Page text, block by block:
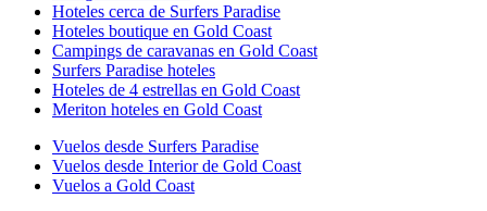
Hoteles cerca de Surfers Paradise
Hoteles boutique en Gold Coast
Campings de caravanas en Gold Coast
Surfers Paradise hoteles
Hoteles de 4 estrellas en Gold Coast
Meriton hoteles en Gold Coast
Vuelos desde Surfers Paradise
Vuelos desde Interior de Gold Coast
Vuelos a Gold Coast